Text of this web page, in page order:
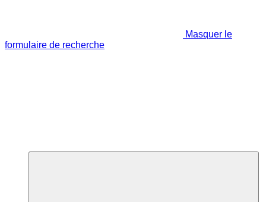
Masquer le
formulaire de recherche